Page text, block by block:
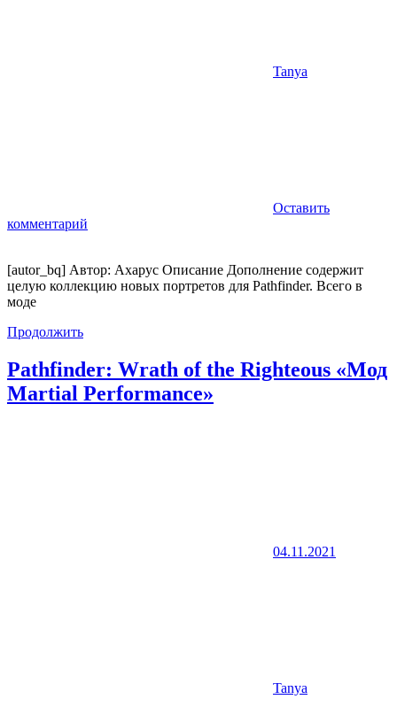
Tanya
Оставить
комментарий
[autor_bq] Автор: Axapyc Описание Дополнение содержит
целую коллекцию новых портретов для Pathfinder. Всего в
моде
Продолжить
Pathfinder: Wrath of the Righteous «Мод
Martial Performance»
04.11.2021
Tanya